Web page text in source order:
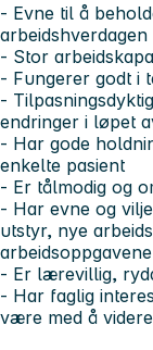
- Evne til å
arbeidshverdagen
- Stor
- Fungerer godt i
-
endringer i løpet
- Har gode
enkelte pasient
- Er tålmodig og
- Har evne og
utstyr, nye
arbeidsoppgavene
- Er lærevillig,
- Har faglig
være med å